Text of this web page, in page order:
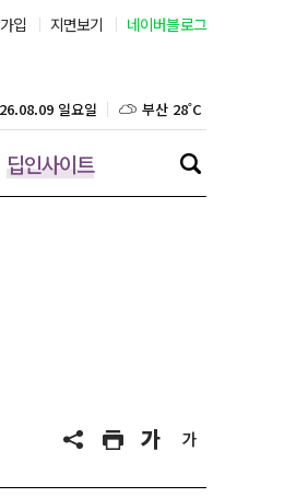
입 지면보기 네이버블로그
딥인사이트
일요일 대구 28˚C
인천 28˚C
제주 27˚C